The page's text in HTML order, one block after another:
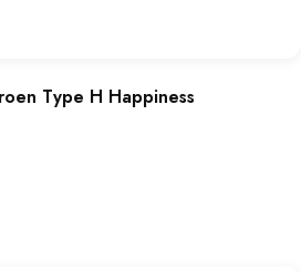
Type H Happiness